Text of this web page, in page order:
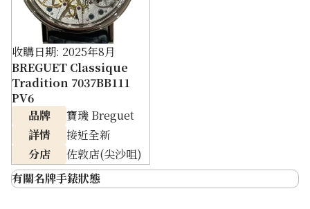
Breguet Classic GMT
Alarm 5707BA/12/9V6
參考回收價
ASK
收購日期: 2026年5月
收購日期: 2025年8月
BREGUET Classique
Tradition 7037BB111
PV6
品牌
寶璣 Breguet
詳情
接近全新
分店
佐敦店(尖沙咀)
有關名牌手錶狀態